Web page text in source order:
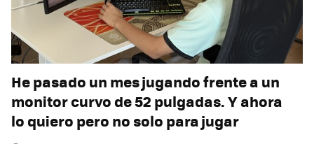
He pasado un mes jugando frente a un
monitor curvo de 52 pulgadas. Y ahora
lo quiero pero no solo para jugar